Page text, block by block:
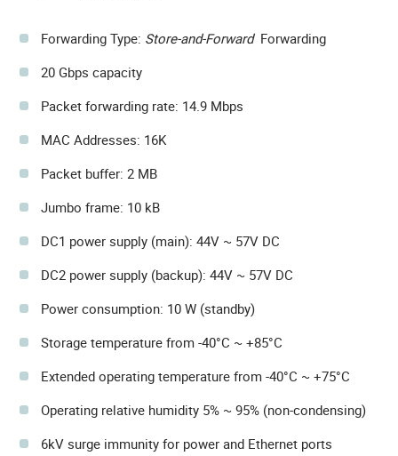
Forwarding Type: Store-and-Forward Forwarding
20 Gbps capacity
Packet forwarding rate: 14.9 Mbps
MAC Addresses: 16K
Packet buffer: 2 MB
Jumbo frame: 10 kB
DC1 power supply (main): 44V ~ 57V DC
DC2 power supply (backup): 44V ~ 57V DC
Power consumption: 10 W (standby)
Storage temperature from -40°C ~ +85°C
Extended operating temperature from -40°C ~ +75°C
Operating relative humidity 5% ~ 95% (non-condensing)
6kV surge immunity for power and Ethernet ports